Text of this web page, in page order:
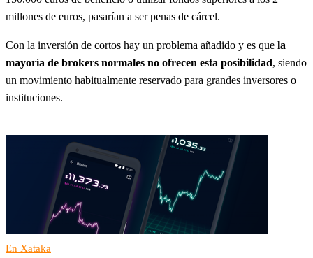
millones de euros, pasarían a ser penas de cárcel.
Con la inversión de cortos hay un problema añadido y es que la
mayoría de brokers normales no ofrecen esta posibilidad, siendo
un movimiento habitualmente reservado para grandes inversores o
instituciones.
En Xataka